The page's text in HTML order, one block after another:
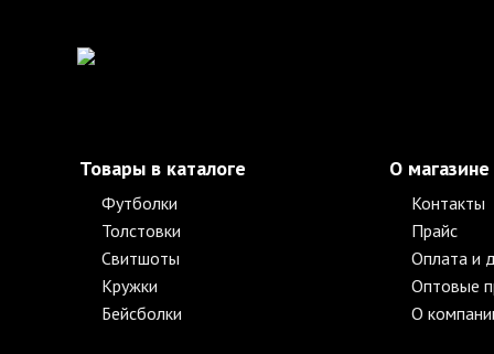
Товары в каталоге
Футболки
Толстовки
Свитшоты
Кружки
Бейсболки
О магазине
Контакты
Прайс
Оплата и
Оптовые
О